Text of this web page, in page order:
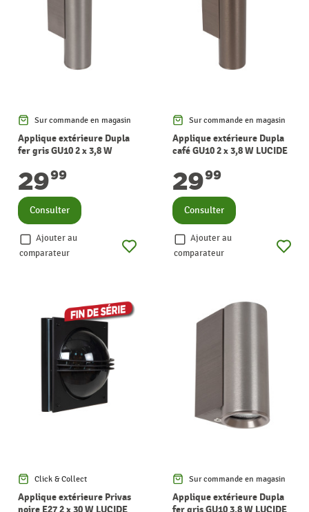
Sur commande en magasin
Applique extérieure Dupla
fer gris GU10 2 x 3,8 W
2999
Consulter
Ajouter au
comparateur
Sur commande en magasin
Applique extérieure Dupla
café GU10 2 x 3,8 W LUCIDE
2999
Consulter
Ajouter au
comparateur
Click & Collect
Applique extérieure Privas
noire E27 2 x 30 W LUCIDE
Sur commande en magasin
Applique extérieure Dupla
fer gris GU10 3,8 W LUCIDE